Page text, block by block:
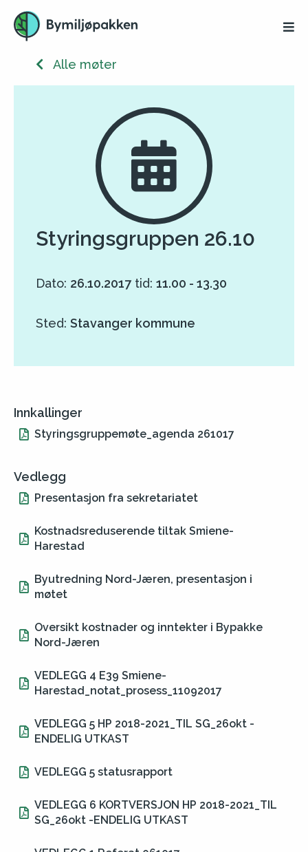
Alle møter
Styringsgruppen 26.10
Dato: 26.10.2017 tid: 11.00 - 13.30
Sted: Stavanger kommune
Innkallinger
Styringsgruppemøte_agenda 261017
Vedlegg
Presentasjon fra sekretariatet
Kostnadsreduserende tiltak Smiene-
Harestad
Byutredning Nord-Jæren, presentasjon i
møtet
Oversikt kostnader og inntekter i Bypakke
Nord-Jæren
VEDLEGG 4 E39 Smiene-
Harestad_notat_prosess_11092017
VEDLEGG 5 HP 2018-2021_TIL SG_26okt -
ENDELIG UTKAST
VEDLEGG 5 statusrapport
VEDLEGG 6 KORTVERSJON HP 2018-2021_TIL
SG_26okt -ENDELIG UTKAST